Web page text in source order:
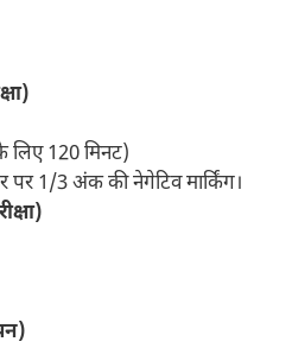
लिए 120 मिनट)
पर 1/3 अंक की नेगेटिव मार्किंग।